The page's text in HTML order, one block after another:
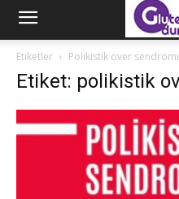
Etiketler Polikistik over
Etiket: polikistik